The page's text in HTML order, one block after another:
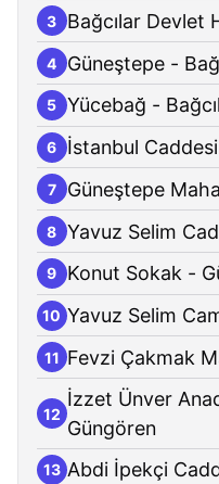
3 Bağcılar Devlet
4 Güneştepe -
5 Yücebağ -
6 İstanbul
7 Güneştepe
8 Yavuz Selim
9 Konut Sokak -
10 Yavuz Selim
11 Fevzi Çakmak
12
İzzet Ünver
Güngören
13 Abdi İpekçi